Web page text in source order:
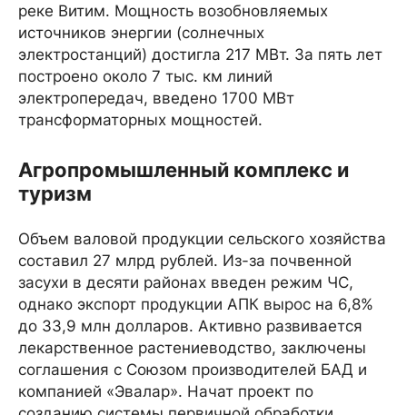
реке Витим. Мощность возобновляемых
источников энергии (солнечных
электростанций) достигла 217 МВт. За пять лет
построено около 7 тыс. км линий
электропередач, введено 1700 МВт
трансформаторных мощностей.
Агропромышленный комплекс и
туризм
Объем валовой продукции сельского хозяйства
составил 27 млрд рублей. Из-за почвенной
засухи в десяти районах введен режим ЧС,
однако экспорт продукции АПК вырос на 6,8%
до 33,9 млн долларов. Активно развивается
лекарственное растениеводство, заключены
соглашения с Союзом производителей БАД и
компанией «Эвалар». Начат проект по